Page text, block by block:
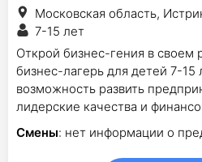
Московская область,
7-15 лет
Открой бизнес-гения в своем
бизнес-лагерь для детей 7-15
возможность развить
лидерские качества и
Смены: нет информации о